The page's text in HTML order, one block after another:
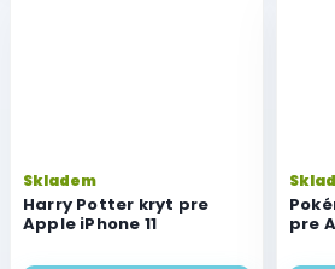
Harry Potter kryt pre
Apple iPhone 11
Skladem
pre